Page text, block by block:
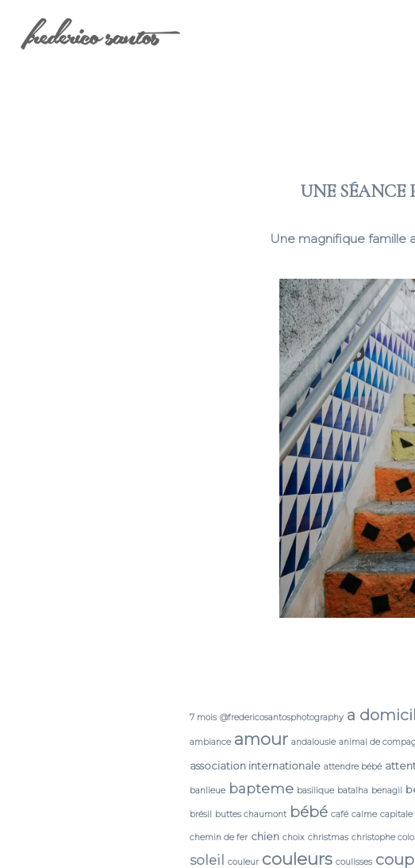
UNE
Une magnifique famille
7 mois @fredericosantosphotography a
ambiance amour andalousie animal de
association internationale attendre bébé
banlieue bapteme basilique batalha benagil
brésil buttes chaumont bébé café calme capitale
chemin de fer chien choix christmas christophe
soleil couleur couleurs coulisses